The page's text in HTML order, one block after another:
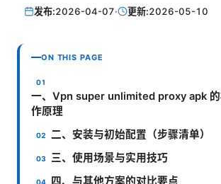
发布:2026-04-07· 更新:2026-05-10
ON THIS PAGE
一、Vpn super unlimited proxy apk 的
作原理
二、安装与初始配置（步骤清单）
三、使用场景与实用技巧
四、与其他方案的对比要点